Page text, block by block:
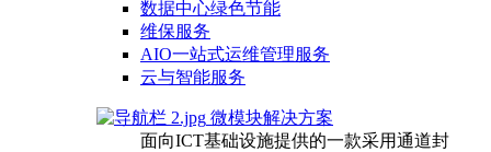
数据中心绿色节能
维保服务
AIO一站式运维管理服务
云与智能服务
微模块解决方案
面向ICT基础设施提供的一款采用通道封